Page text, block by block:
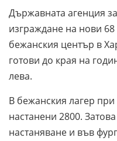
Държавната агенция
изграждане на нови
бежанския център в
готови до края на
лева.
В бежанския лагер при
настанени 2800.
настаняване и във